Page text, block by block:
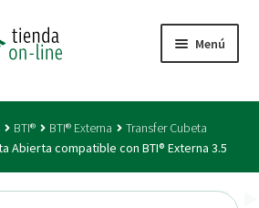
Menú
BTI® BTI® Externa
Transfer Cubeta
Abierta compatible con BTI® Externa 3.5